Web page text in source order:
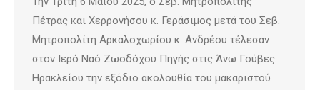
Πέτρας και Χερρονήσου κ. Γεράσιμος μετά του Σεβ.
Μητροπολίτη Αρκαλοχωρίου κ. Ανδρέου τέλεσαν
στον Ιερό Ναό Ζωοδόχου Πηγής στις Άνω Γούβες
Ηρακλείου την εξόδιο ακολουθία του μακαριστού